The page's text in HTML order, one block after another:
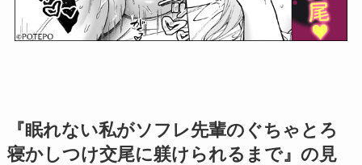
『眠れない私がソフレ先輩のぐちゃとろ
寝かしつけ交尾に躾けられるまで』の見